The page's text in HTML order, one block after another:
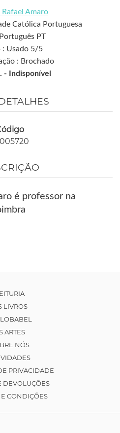
Amaro
Católica Portuguesa
PT
: Usado 5/5
: Brochado
-
Indisponível
é professor na
LIVROS
ARTES
NÓS
PRIVACIDADE
DEVOLUÇÕES
CONDIÇÕES